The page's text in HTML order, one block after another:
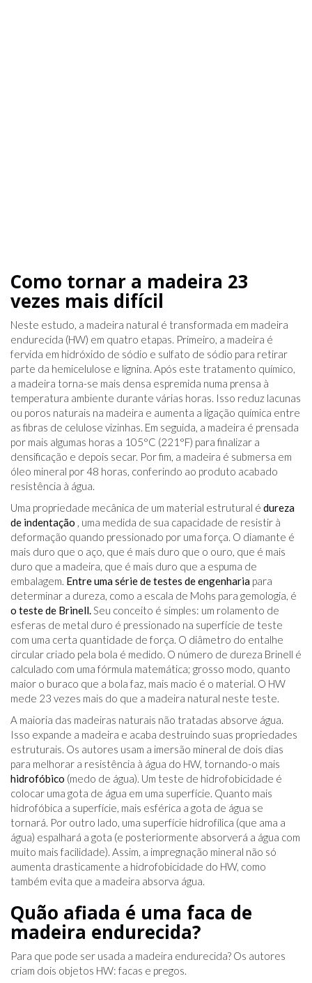
Como tornar a madeira 23
vezes mais difícil
Neste estudo, a madeira natural é transformada em madeira
endurecida (HW) em quatro etapas. Primeiro, a madeira é
fervida em hidróxido de sódio e sulfato de sódio para retirar
parte da hemicelulose e lignina. Após este tratamento químico,
a madeira torna-se mais densa espremida numa prensa à
temperatura ambiente durante várias horas. Isso reduz lacunas
ou poros naturais na madeira e aumenta a ligação química entre
as fibras de celulose vizinhas. Em seguida, a madeira é prensada
por mais algumas horas a 105°C (221°F) para finalizar a
densificação e depois secar. Por fim, a madeira é submersa em
óleo mineral por 48 horas, conferindo ao produto acabado
resistência à água.
Uma propriedade mecânica de um material estrutural é dureza
de indentação , uma medida de sua capacidade de resistir à
deformação quando pressionado por uma força. O diamante é
mais duro que o aço, que é mais duro que o ouro, que é mais
duro que a madeira, que é mais duro que a espuma de
embalagem. Entre uma série de testes de engenharia para
determinar a dureza, como a escala de Mohs para gemologia, é
o teste de Brinell.Seu conceito é simples: um rolamento de
esferas de metal duro é pressionado na superfície de teste
com uma certa quantidade de força. O diâmetro do entalhe
circular criado pela bola é medido. O número de dureza Brinell é
calculado com uma fórmula matemática; grosso modo, quanto
maior o buraco que a bola faz, mais macio é o material. O HW
mede 23 vezes mais do que a madeira natural neste teste.
A maioria das madeiras naturais não tratadas absorve água.
Isso expande a madeira e acaba destruindo suas propriedades
estruturais. Os autores usam a imersão mineral de dois dias
para melhorar a resistência à água do HW, tornando-o mais
hidrofóbico (medo de água). Um teste de hidrofobicidade é
colocar uma gota de água em uma superfície. Quanto mais
hidrofóbica a superfície, mais esférica a gota de água se
tornará. Por outro lado, uma superfície hidrofílica (que ama a
água) espalhará a gota (e posteriormente absorverá a água com
muito mais facilidade). Assim, a impregnação mineral não só
aumenta drasticamente a hidrofobicidade do HW, como
também evita que a madeira absorva água.
Quão afiada é uma faca de
madeira endurecida?
Para que pode ser usada a madeira endurecida? Os autores
criam dois objetos HW: facas e pregos.